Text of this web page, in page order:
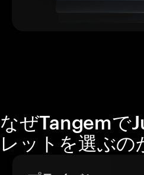
なぜTangemで
レットを選ぶの